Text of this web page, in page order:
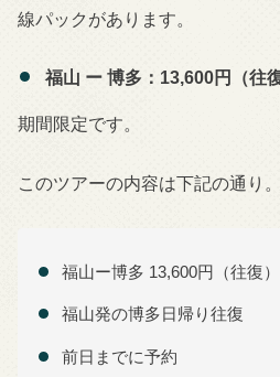
線パックがあります。
福山 ー 博多：13,600円（往復
期間限定です。
このツアーの内容は下記の通り。
福山ー博多 13,600円（往復）
福山発の博多日帰り往復
前日までに予約